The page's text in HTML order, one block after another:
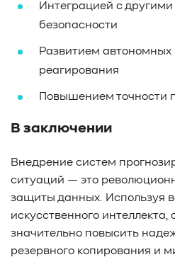
Интеграцией с
безопасности
Развитием
реагирования
Повышением точности
В заключении
Внедрение систем
ситуаций — это
защиты данных. Используя
искусственного
значительно повысить
резервного копирования и